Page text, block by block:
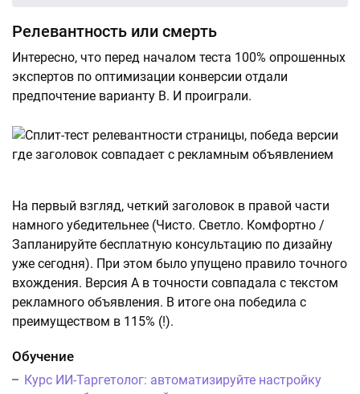
Релевантность или смерть
Интересно, что перед началом теста 100% опрошенных
экспертов по оптимизации конверсии отдали
предпочтение варианту В. И проиграли.
На первый взгляд, четкий заголовок в правой части
намного убедительнее (Чисто. Светло. Комфортно /
Запланируйте бесплатную консультацию по дизайну
уже сегодня). При этом было упущено правило точного
вхождения. Версия А в точности совпадала с текстом
рекламного объявления. В итоге она победила с
преимуществом в 115% (!).
Обучение
Курс ИИ-Таргетолог: автоматизируйте настройку